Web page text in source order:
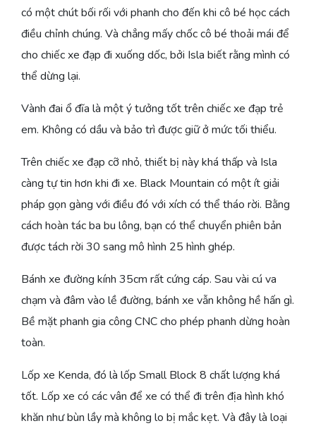
có một chút bối rối với phanh cho đến khi cô bé học cách
điều chỉnh chúng. Và chẳng mấy chốc cô bé thoải mái để
cho chiếc xe đạp đi xuống dốc, bởi Isla biết rằng mình có
thể dừng lại.
Vành đai ổ đĩa là một ý tưởng tốt trên chiếc xe đạp trẻ
em. Không có dầu và bảo trì được giữ ở mức tối thiểu.
Trên chiếc xe đạp cỡ nhỏ, thiết bị này khá thấp và Isla
càng tự tin hơn khi đi xe. Black Mountain có một ít giải
pháp gọn gàng với điều đó với xích có thể tháo rời. Bằng
cách hoàn tác ba bu lông, bạn có thể chuyển phiên bản
được tách rời 30 sang mô hình 25 hình ghép.
Bánh xe đường kính 35cm rất cứng cáp. Sau vài cú va
chạm và đâm vào lề đường, bánh xe vẫn không hề hấn gì.
Bề mặt phanh gia công CNC cho phép phanh dừng hoàn
toàn.
Lốp xe Kenda, đó là lốp Small Block 8 chất lượng khá
tốt. Lốp xe có các vân để xe có thể đi trên địa hình khó
khăn như bùn lầy mà không lo bị mắc kẹt. Và đây là loại